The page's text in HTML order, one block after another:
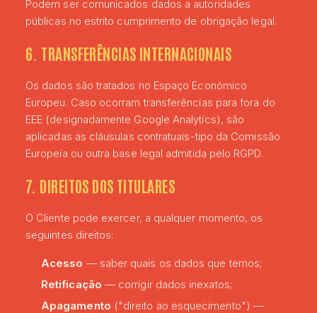
Podem ser comunicados dados a autoridades
públicas no estrito cumprimento de obrigação legal.
6. TRANSFERÊNCIAS INTERNACIONAIS
Os dados são tratados no Espaço Económico
Europeu. Caso ocorram transferências para fora do
EEE (designadamente Google Analytics), são
aplicadas as cláusulas contratuais-tipo da Comissão
Europeia ou outra base legal admitida pelo RGPD.
7. DIREITOS DOS TITULARES
O Cliente pode exercer, a qualquer momento, os
seguintes direitos:
Acesso — saber quais os dados que temos;
Retificação — corrigir dados inexatos;
Apagamento ("direito ao esquecimento") —